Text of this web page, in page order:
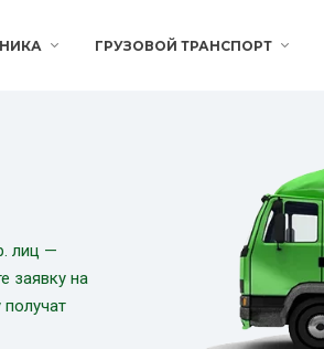
ГРУЗОВОЙ ТРАНСПОРТ
лиц —
заявку на
получат